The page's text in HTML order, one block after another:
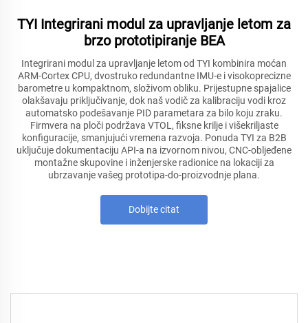
TYI Integrirani modul za upravljanje letom za
brzo prototipiranje BEA
Integrirani modul za upravljanje letom od TYI kombinira moćan
ARM-Cortex CPU, dvostruko redundantne IMU-e i visokoprecizne
barometre u kompaktnom, složivom obliku. Prijestupne spajalice
olakšavaju priključivanje, dok naš vodič za kalibraciju vodi kroz
automatsko podešavanje PID parametara za bilo koju zraku.
Firmvera na ploči podržava VTOL, fiksne krilje i višekriljaste
konfiguracije, smanjujući vremena razvoja. Ponuda TYI za B2B
uključuje dokumentaciju API-a na izvornom nivou, CNC-obljeđene
montažne skupovine i inženjerske radionice na lokaciji za
ubrzavanje vašeg prototipa-do-proizvodnje plana.
Dobijte citat